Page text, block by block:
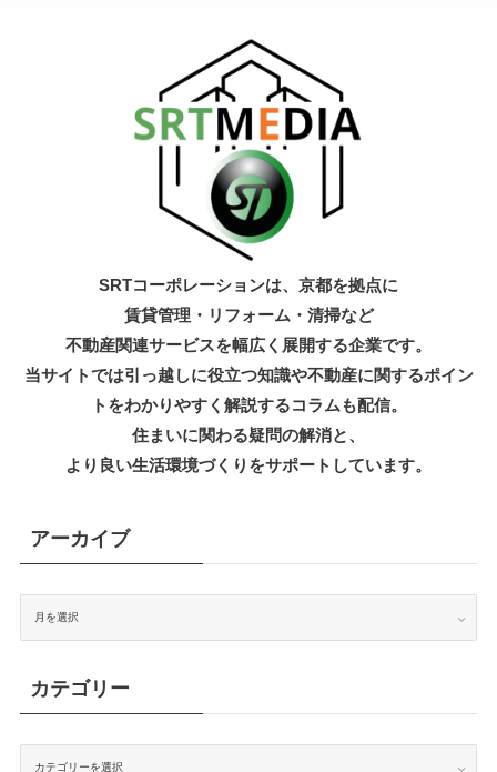
SRTコーポレーションは、京都を拠点に
賃貸管理・リフォーム・清掃など
不動産関連サービスを幅広く展開する企業です。
当サイトでは引っ越しに役立つ知識や不動産に関するポイン
トをわかりやすく解説するコラムも配信。
住まいに関わる疑問の解消と、
より良い生活環境づくりをサポートしています。
アーカイブ
カテゴリー